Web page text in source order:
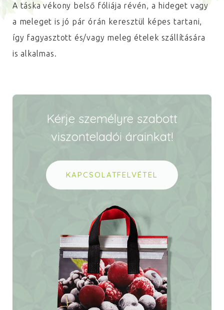
A táska vékony belső fóliája révén, a hideget vagy
a meleget is jó pár órán keresztül képes tartani,
így fagyasztott és/vagy meleg ételek szállítására
is alkalmas.
Kérje személyre szabott
viszonteladói árainkat!
KAPCSOLATFELVÉTEL